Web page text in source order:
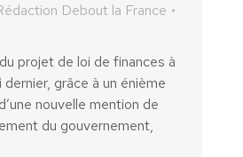
Debout la France
projet de loi de finances à
dernier, grâce à un énième
nouvelle mention de
du gouvernement,